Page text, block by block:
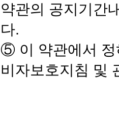
약관의 공지기간
다.
⑤ 이 약관에서 정
비자보호지침 및